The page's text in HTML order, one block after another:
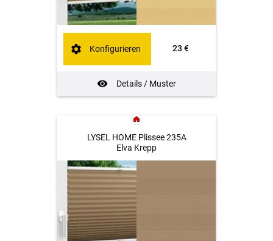
23 €
Details / Muster
Konfigurieren
LYSEL HOME Plissee 235A
Elva Krepp